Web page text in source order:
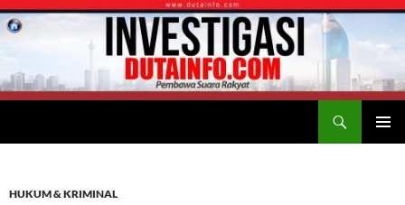
HUKUM & KRIMINAL